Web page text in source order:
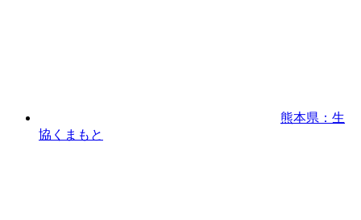
熊本県：生
協くまもと